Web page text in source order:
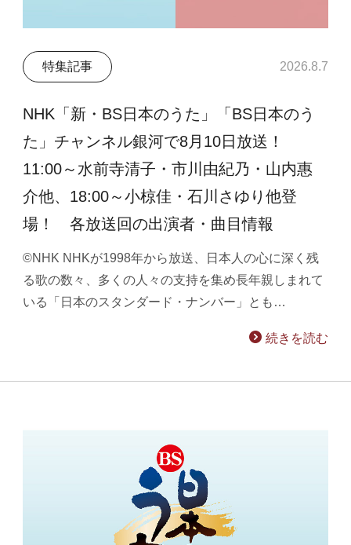
特集記事 2026.8.7
NHK「新・BS日本のうた」「BS日本のう
た」チャンネル銀河で8月10日放送！
11:00～水前寺清子・市川由紀乃・山内惠
介他、18:00～小椋佳・石川さゆり他登
場！ 各放送回の出演者・曲目情報
©NHK NHKが1998年から放送、日本人の心に深く残
る歌の数々、多くの人々の支持を集め長年親しまれて
いる「日本のスタンダード・ナンバー」とも…
続きを読む